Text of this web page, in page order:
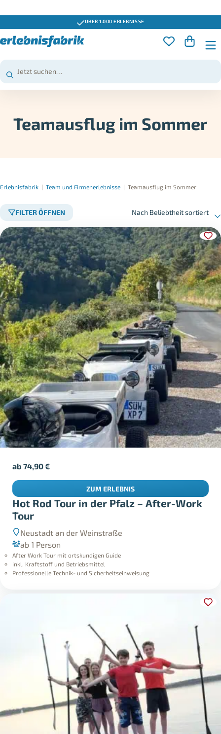
GUTSCHEINE 3 JAHRE GÜLTIG
Teamausflug im Sommer
Erlebnisfabrik | Team und Firmenerlebnisse | Teamausflug im Sommer
FILTER ÖFFNEN Nach Beliebtheit sortiert
Hot Rod Tour in der Pfalz – After-Work
Tour
Neustadt an der Weinstraße
ab 1 Person
After Work Tour mit ortskundigen Guide
inkl. Kraftstoff und Betriebsmittel
Professionelle Technik- und Sicherheitseinweisung
ab74,90€
ZUM ERLEBNIS